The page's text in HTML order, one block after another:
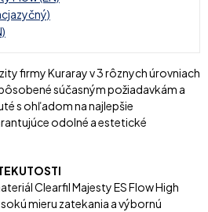
firmy Kuraray v 3 rôznych úrovniach
súčasným požiadavkám a
s ohľadom na najlepšie
odolné a estetické
Clearfil Majesty ES Flow High
mieru zatekania a výbornú